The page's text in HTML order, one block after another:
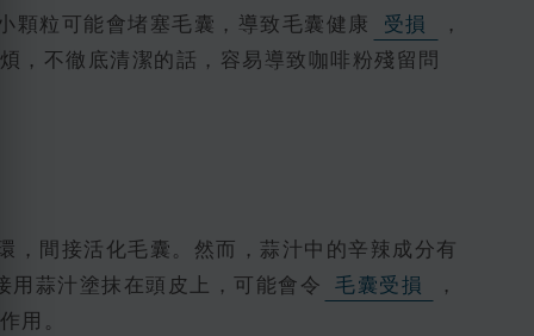
顆粒可能會堵塞毛囊，導致毛囊健康 受損
，
，不徹底清潔的話，容易導致咖啡粉殘留問
，間接活化毛囊。然而，蒜汁中的辛辣成分有
蒜汁塗抹在頭皮上，可能會令 毛囊受損
，
用。